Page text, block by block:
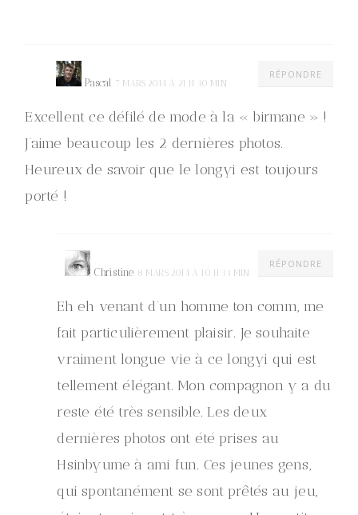
RÉPONDRE
Pascal 7 MARS 2014 À 21 H 30 MIN
Excellent ce défilé de mode à la « birmane » !
J’aime beaucoup les 2 dernières photos.
Heureux de savoir que le longyi est toujours
porté !
RÉPONDRE
Christine 8 MARS 2014 À 10 H 33 MIN
Eh eh venant d’un homme ton comm, me
fait particulièrement plaisir. Je souhaite
vraiment longue vie à ce longyi qui est
tellement élégant. Mon compagnon y a du
reste été très sensible. Les deux
dernières photos ont été prises au
Hsinbyume à ami fun. Ces jeunes gens,
qui spontanément se sont prêtés au jeu,